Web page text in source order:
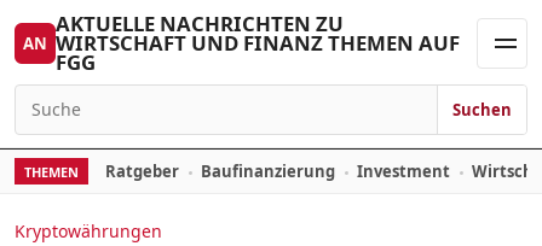
Zum Inhalt springen
AN
AKTUELLE NACHRICHTEN ZU
WIRTSCHAFT UND FINANZ THEMEN AUF
FGG
Suchen nach:
Suchen
THEMEN Ratgeber Baufinanzierung Investment
Kryptowährungen